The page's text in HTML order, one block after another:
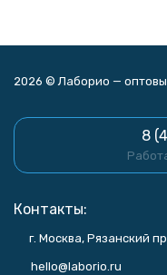
2026 © Лаборио —
8
Контакты:
г. Москва, Рязанский
hello@laborio.ru